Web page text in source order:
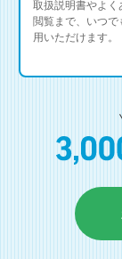
取扱説明書やよく
閲覧まで、いつで
用いただけます。